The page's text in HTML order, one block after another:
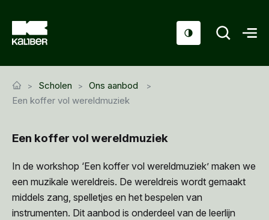
Scholen
Nieuws & Agenda
Contact
Scholen
Ons aanbod
Een koffer vol wereldmuziek
Een koffer vol wereldmuziek
In de workshop ‘Een koffer vol wereldmuziek’ maken we
een muzikale wereldreis. De wereldreis wordt gemaakt
middels zang, spelletjes en het bespelen van
instrumenten. Dit aanbod is onderdeel van de leerlijn